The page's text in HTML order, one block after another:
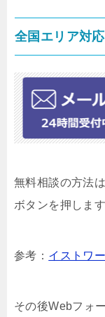
全国エリア対
無料相談の方法
ボタンを押します
参考： イストワ
その後Webフォ